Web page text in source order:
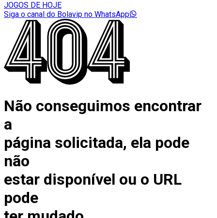
JOGOS DE HOJE
Siga o canal do Bolavip no WhatsApp
Não conseguimos encontrar
a
página solicitada, ela pode
não
estar disponível ou o URL
pode